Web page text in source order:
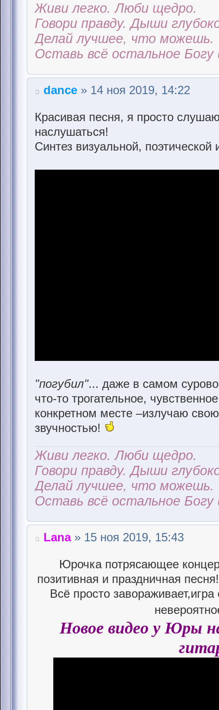
Живи легко. Люби щедро.
Говори правду. Дыши
Делай лучшее, что можешь.
Оставь всё остальное Богу
dance » 14 ноя 2019, 14:22
Красивая песня, я просто
наслушаться!
Синтез визуальной,
"погубил"... даже в самом
что-то трогательное,
конкретном месте –излучаю
звучностью!
Живи легко. Люби щедро.
Говори правду. Дыши
Делай лучшее, что можешь.
Оставь всё остальное Богу
Lana» 15 ноя 2019, 15:43
Юрочка потрясающее
позитивная и праздничная
Всё просто
Новое видео у Юры